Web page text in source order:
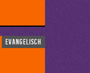
evangelisch